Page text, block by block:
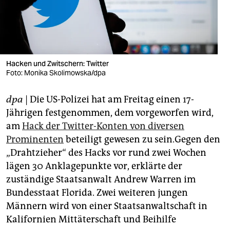
nord
wahrheit
verlag
verlag
veranstaltungen
shop
fragen & hilfe
unterstützen
abo
genossenschaft
epaper login
Hacken und Zwitschern: Twitter
Foto: Monika Skolimowska/dpa
dpa | Die US-Polizei hat am Freitag einen 17-
Jährigen festgenommen, dem vorgeworfen wird,
amHack der Twitter-Konten von diversen
Prominenten beteiligt gewesen zu sein.Gegen den
„Drahtzieher“ des Hacks vor rund zwei Wochen
lägen 30 Anklagepunkte vor, erklärte der
zuständige Staatsanwalt Andrew Warren im
Bundesstaat Florida. Zwei weiteren jungen
Männern wird von einer Staatsanwaltschaft in
Kalifornien Mittäterschaft und Beihilfe